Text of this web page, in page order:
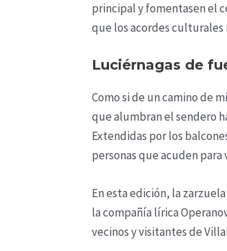
principal y fomentasen el
que los acordes culturales
Luciérnagas de
Como si de un camino de
que alumbran el sendero
Extendidas por los
personas que acuden para
En esta edición, la
la compañía lírica
vecinos y visitantes de